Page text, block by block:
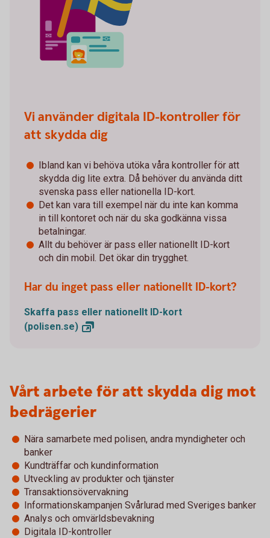
Vi använder digitala ID-kontroller för
att skydda dig
Ibland kan vi behöva utöka våra kontroller för att
skydda dig lite extra. Då behöver du använda ditt
svenska pass eller nationella ID-kort.
Det kan vara till exempel när du inte kan komma
in till kontoret och när du ska godkänna vissa
betalningar.
Allt du behöver är pass eller nationellt ID-kort
och din mobil. Det ökar din trygghet.
Har du inget pass eller nationellt ID-kort?
Skaffa pass eller nationellt ID-kort
(polisen.se)
Vårt arbete för att skydda dig mot
bedrägerier
Nära samarbete med polisen, andra myndigheter och
banker
Kundträffar och kundinformation
Utveckling av produkter och tjänster
Transaktionsövervakning
Informationskampanjen Svårlurad med Sveriges banker
Analys och omvärldsbevakning
Digitala ID-kontroller